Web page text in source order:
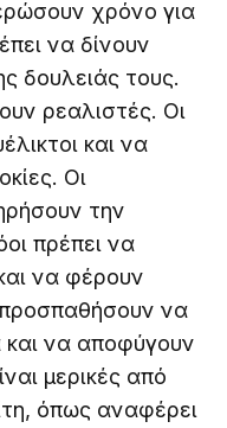
χρόνο για
να δίνουν
δουλειάς τους.
ρεαλιστές. Οι
και να
Οι
την
πρέπει να
να φέρουν
προσπαθήσουν να
να αποφύγουν
μερικές από
όπως αναφέρει